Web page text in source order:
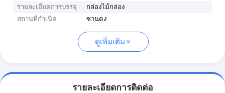
รายละเอียดการบรรจุ
กล่องไม้กล่อง
สถานที่กำเนิด
ซานตง
ดูเพิ่มเติม
รายละเอียดการติดต่อ